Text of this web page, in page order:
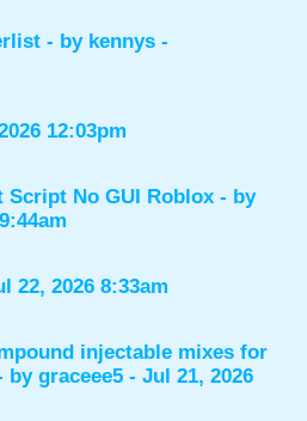
- by kennys -
12:03pm
No GUI Roblox - by
22, 2026 8:33am
injectable mixes for
by graceee5 - Jul 21, 2026